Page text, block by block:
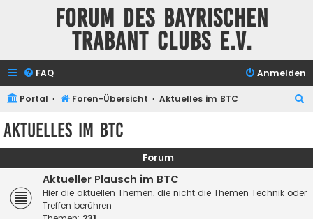
Forum des Bayrischen
Trabant Clubs e.V.
FAQ Anmelden
Portal Foren-Übersicht Aktuelles im BTC
e
Aktuelles im BTC
Forum
Aktueller Plausch im BTC
Hier die aktuellen Themen, die nicht die Themen Technik oder
Treffen berühren